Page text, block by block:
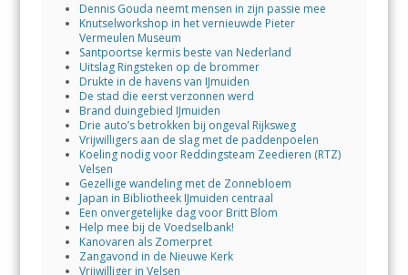
Dennis Gouda neemt mensen in zijn passie mee
Knutselworkshop in het vernieuwde Pieter
Vermeulen Museum
Santpoortse kermis beste van Nederland
Uitslag Ringsteken op de brommer
Drukte in de havens van IJmuiden
De stad die eerst verzonnen werd
Brand duingebied IJmuiden
Drie auto’s betrokken bij ongeval Rijksweg
Vrijwilligers aan de slag met de paddenpoelen
Koeling nodig voor Reddingsteam Zeedieren (RTZ)
Velsen
Gezellige wandeling met de Zonnebloem
Japan in Bibliotheek IJmuiden centraal
Een onvergetelijke dag voor Britt Blom
Help mee bij de Voedselbank!
Kanovaren als Zomerpret
Zangavond in de Nieuwe Kerk
Vrijwilliger in Velsen